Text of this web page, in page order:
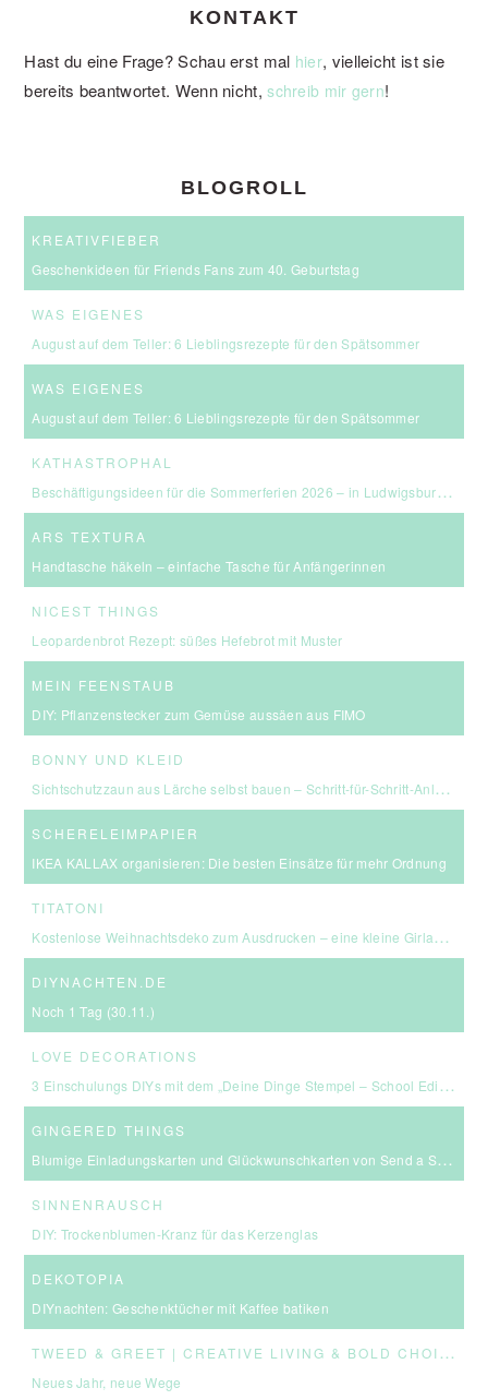
KONTAKT
Hast du eine Frage? Schau erst mal hier, vielleicht ist sie
bereits beantwortet. Wenn nicht,schreib mir gern!
BLOGROLL
KREATIVFIEBER
Geschenkideen für Friends Fans zum 40. Geburtstag
WAS EIGENES
August auf dem Teller: 6 Lieblingsrezepte für den Spätsommer
WAS EIGENES
August auf dem Teller: 6 Lieblingsrezepte für den Spätsommer
KATHASTROPHAL
Beschäftigungsideen für die Sommerferien 2026 – in Ludwigsburg, Stuttgart & Umgebung
ARS TEXTURA
Handtasche häkeln – einfache Tasche für Anfängerinnen
NICEST THINGS
Leopardenbrot Rezept: süßes Hefebrot mit Muster
MEIN FEENSTAUB
DIY: Pflanzenstecker zum Gemüse aussäen aus FIMO
BONNY UND KLEID
Sichtschutzzaun aus Lärche selbst bauen – Schritt-für-Schritt-Anleitung & Kosten
SCHERELEIMPAPIER
IKEA KALLAX organisieren: Die besten Einsätze für mehr Ordnung
TITATONI
Kostenlose Weihnachtsdeko zum Ausdrucken – eine kleine Girlande für euer Zuhause ☆
DIYNACHTEN.DE
Noch 1 Tag (30.11.)
LOVE DECORATIONS
3 Einschulungs DIYs mit dem „Deine Dinge Stempel – School Edition“ #BackToSchool + Gewinnspiel
GINGERED THINGS
Blumige Einladungskarten und Glückwunschkarten von Send a Smile
SINNENRAUSCH
DIY: Trockenblumen-Kranz für das Kerzenglas
DEKOTOPIA
DIYnachten: Geschenktücher mit Kaffee batiken
T
WEED & GREET | CREATIVE LIVING & BOLD CHOICES
Neues Jahr, neue Wege